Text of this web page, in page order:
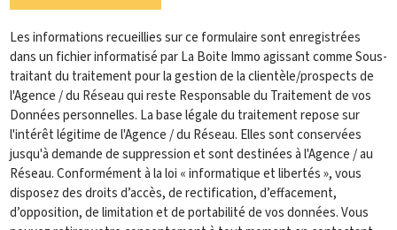
Les informations recueillies sur ce formulaire sont enregistrées
dans un fichier informatisé par La Boite Immo agissant comme Sous-
traitant du traitement pour la gestion de la clientèle/prospects de
l'Agence / du Réseau qui reste Responsable du Traitement de vos
Données personnelles. La base légale du traitement repose sur
l'intérêt légitime de l'Agence / du Réseau. Elles sont conservées
jusqu'à demande de suppression et sont destinées à l'Agence / au
Réseau. Conformément à la loi « informatique et libertés », vous
disposez des droits d’accès, de rectification, d’effacement,
d’opposition, de limitation et de portabilité de vos données. Vous